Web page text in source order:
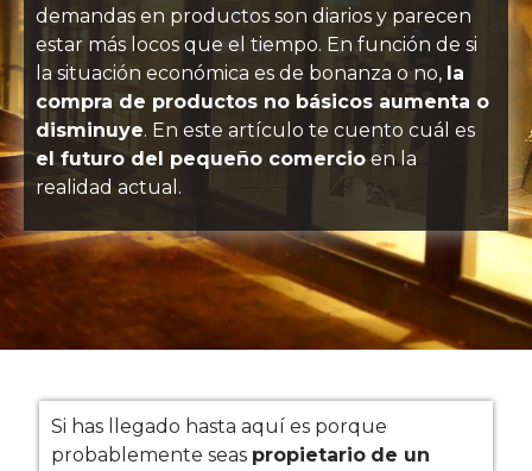
demandas en productos son diarios y parecen
estar más locos que el tiempo. En función de si
la situación económica es de bonanza o no, la
compra de productos no básicos aumenta o
disminuye. En este artículo te cuento cuál es
el futuro del pequeño comercioen la
realidad actual.
Si has llegado hasta aquí es porque
probablemente seas propietario de un